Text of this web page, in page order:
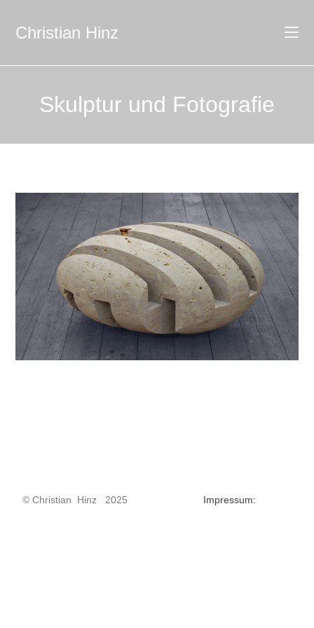
Christian Hinz
Skulptur und Fotografie
© Christian Hinz 2025 Impressum: